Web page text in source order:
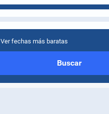
Ver fechas más baratas
Buscar